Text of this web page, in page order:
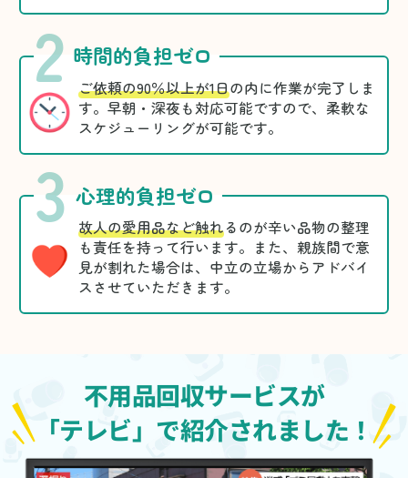
2 時間的負担ゼロ
ご依頼の90％以上が1日の内に作業が完了しま
す。早朝・深夜も対応可能ですので、柔軟な
スケジューリングが可能です。
3 心理的負担ゼロ
故人の愛用品など触れるのが辛い品物の整理
も責任を持って行います。また、親族間で意
見が割れた場合は、中立の立場からアドバイ
スさせていただきます。
不用品回収サービスが
「テレビ」で紹介されました！